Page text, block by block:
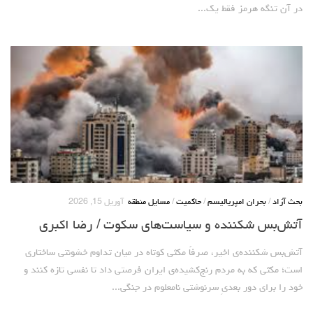
در آن تنگه هرمز فقط یک...
بحث آزاد / بحران امپریالیسم / حاکمیت / مسایل منطقه آوریل 15, 2026
آتش‌بس شکننده و سیاست‌های سکوت / رضا اکبری
آتش‌بس شکننده‌ی اخیر، صرفاً مکثی کوتاه در میان تداوم خشونتی ساختاری
است؛ مکثی که به مردم رنج‌کشیده‌ی ایران فرصتی داد تا نفسی تازه کنند و
خود را برای دور بعدیِ سرنوشتی نامعلوم در جنگی...